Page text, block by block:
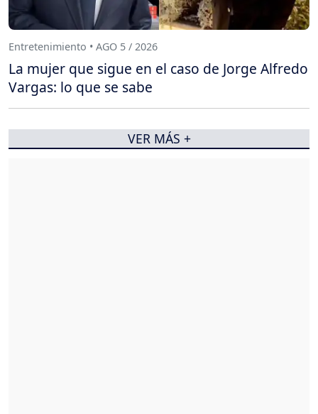
Entretenimiento • AGO 5 / 2026
La mujer que sigue en el caso de Jorge Alfredo
Vargas: lo que se sabe
VER MÁS +